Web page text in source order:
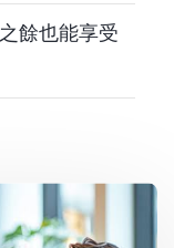
餘也能享受